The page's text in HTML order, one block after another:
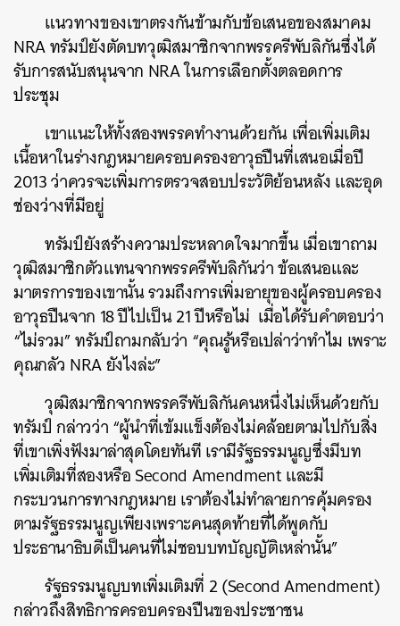
แนวทางของเขาตรงกันข้ามกับข้อเสนอของสมาคม
NRA ทรัมป์ยังตัดบทวุฒิสมาชิกจากพรรครีพับลิกันซึ่งได้
รับการสนับสนุนจาก NRA ในการเลือกตั้งตลอดการ
ประชุม
เขาแนะให้ทั้งสองพรรคทำงานด้วยกัน เพื่อเพิ่มเติม
เนื้อหาในร่างกฎหมายครอบครองอาวุธปืนที่เสนอเมื่อปี
2013 ว่าควรจะเพิ่มการตรวจสอบประวัติย้อนหลัง และอุด
ช่องว่างที่มีอยู่
ทรัมป์ยังสร้างความประหลาดใจมากขึ้น เมื่อเขาถาม
วุฒิสมาชิกตัวแทนจากพรรครีพับลิกันว่า ข้อเสนอและ
มาตรการของเขานั้น รวมถึงการเพิ่มอายุของผู้ครอบครอง
อาวุธปืนจาก 18 ปีไปเป็น 21 ปีหรือไม่ เมื่อได้รับคำตอบว่า
“ไม่รวม” ทรัมป์ถามกลับว่า “คุณรู้หรือเปล่าว่าทำไม เพราะ
คุณกลัว NRA ยังไงล่ะ”
วุฒิสมาชิกจากพรรครีพับลิกันคนหนึ่งไม่เห็นด้วยกับ
ทรัมป์ กล่าวว่า “ผู้นำที่เข้มแข็งต้องไม่คล้อยตามไปกับสิ่ง
ที่เขาเพิ่งฟังมาล่าสุดโดยทันที เรามีรัฐธรรมนูญซึ่งมีบท
เพิ่มเติมที่สองหรือ Second Amendment และมี
กระบวนการทางกฎหมาย เราต้องไม่ทำลายการคุ้มครอง
ตามรัฐธรรมนูญเพียงเพราะคนสุดท้ายที่ได้พูดกับ
ประธานาธิบดีเป็นคนที่ไม่ชอบบทบัญญัติเหล่านั้น”
รัฐธรรมนูญบทเพิ่มเติมที่ 2 (Second Amendment)
กล่าวถึงสิทธิการครอบครองปืนของประชาชน
ค้นหา
SHARE TWEET LINE EMAIL